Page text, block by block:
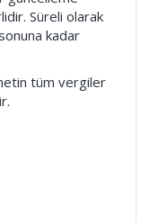
Süreli olarak
kadar
tüm vergiler